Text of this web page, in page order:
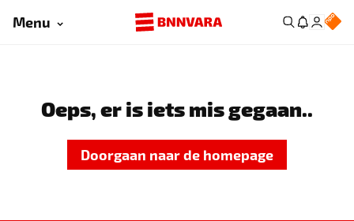
Menu
Oeps, er is iets mis gegaan..
Doorgaan naar de homepage